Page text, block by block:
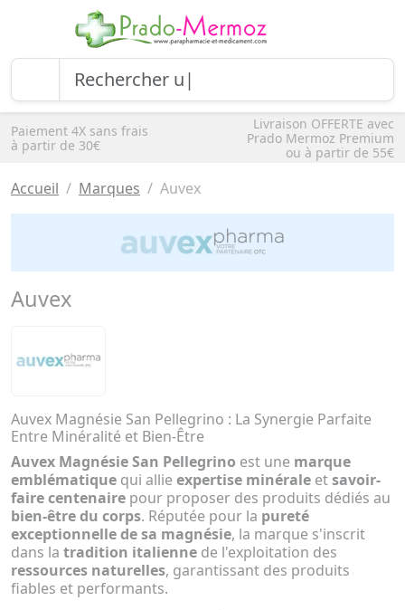
Paiement 4X sans frais
à partir de 30€
Livraison OFFERTE avec
Prado Mermoz Premium
ou à partir de 55€
Accueil Marques Auvex
Auvex
Auvex Magnésie San Pellegrino : La Synergie Parfaite
Entre Minéralité et Bien-Être
Auvex Magnésie San Pellegrino est une marque
emblématique qui allie expertise minérale etsavoir-
faire centenaire pour proposer des produits dédiés au
bien-être du corps. Réputée pour la pureté
exceptionnelle de sa magnésie, la marque s'inscrit
dans la tradition italienne de l'exploitation des
ressources naturelles, garantissant des produits
fiables et performants.